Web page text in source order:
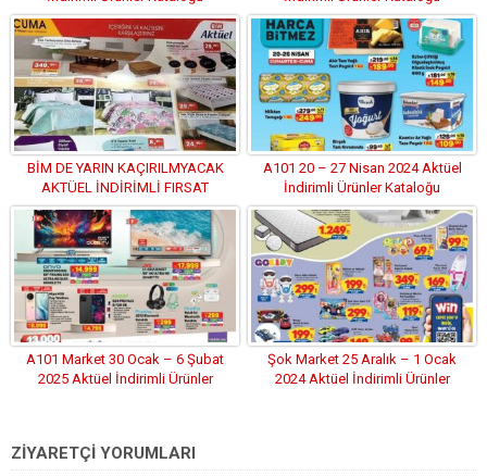
BİM DE YARIN KAÇIRILMYACAK
AKTÜEL İNDİRİMLİ FIRSAT
ÜRÜNLERİ
A101 20 – 27 Nisan 2024 Aktüel
İndirimli Ürünler Kataloğu
A101 Market 30 Ocak – 6 Şubat
2025 Aktüel İndirimli Ürünler
Şok Market 25 Aralık – 1 Ocak
2024 Aktüel İndirimli Ürünler
ZİYARETÇİ YORUMLARI